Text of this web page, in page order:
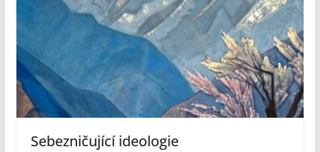
Sebezničující ideologie